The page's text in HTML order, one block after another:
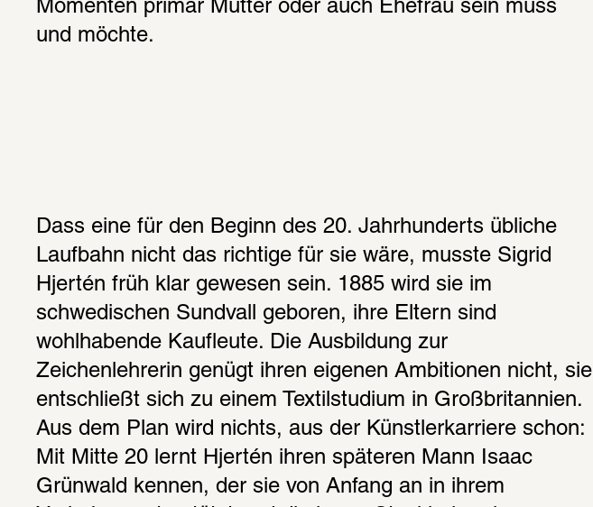
Momenten primär Mutter oder auch Ehefrau sein muss
und möchte.
Dass eine für den Beginn des 20. Jahrhunderts übliche
Laufbahn nicht das richtige für sie wäre, musste Sigrid
Hjertén früh klar gewesen sein. 1885 wird sie im
schwedischen Sundvall geboren, ihre Eltern sind
wohlhabende Kaufleute. Die Ausbildung zur
Zeichenlehrerin genügt ihren eigenen Ambitionen nicht, sie
entschließt sich zu einem Textilstudium in Großbritannien.
Aus dem Plan wird nichts, aus der Künstlerkarriere schon:
Mit Mitte 20 lernt Hjertén ihren späteren Mann Isaac
Grünwald kennen, der sie von Anfang an in ihrem